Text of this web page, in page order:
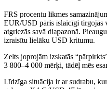
FRS procentu likmes
EUR/USD pāris īslaicīgi tirgojās
atgriezās savā diapazonā.
izraisītu lielāku USD kritumu.
Zelts joprojām izskatās
3 800–4 000 mērķi, tādēļ mēs
Līdzīga situācija ir ar sudrabu,